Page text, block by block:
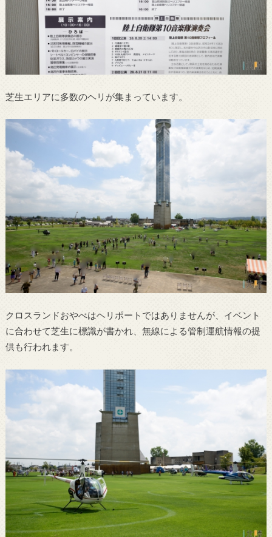
芝生エリアに多数のヘリが集まっています。
クロスランドおやべはヘリポートではありませんが、イベント
に合わせて芝生に標識が書かれ、無線による管制運航情報の提
供も行われます。